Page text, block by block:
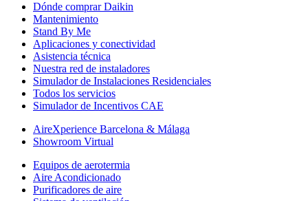
Dónde comprar Daikin
Mantenimiento
Stand By Me
Aplicaciones y conectividad
Asistencia técnica
Nuestra red de instaladores
Simulador de Instalaciones Residenciales
Todos los servicios
Simulador de Incentivos CAE
AireXperience Barcelona & Málaga
Showroom Virtual
Equipos de aerotermia
Aire Acondicionado
Purificadores de aire